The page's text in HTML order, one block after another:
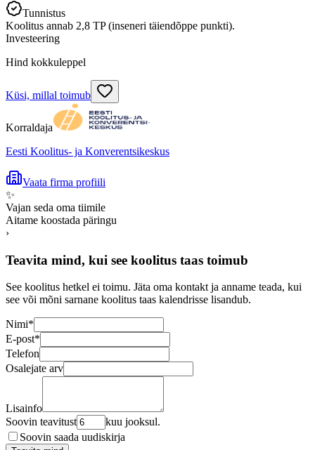
Tunnistus
Koolitus annab 2,8 TP (inseneri täiendõppe punkti).
Investeering
Hind kokkuleppel
Küsi, millal toimub
Korraldaja
Eesti Koolitus- ja Konverentsikeskus
Vaata firma profiili
✨
Vajan seda oma tiimile
Aitame koostada päringu
›
Teavita mind, kui see koolitus taas toimub
See koolitus hetkel ei toimu. Jäta oma kontakt ja anname teada, kui
see või mõni sarnane koolitus taas kalendrisse lisandub.
Nimi*
E-post*
Telefon
Osalejate arv
Lisainfo
Soovin teavitust
kuu jooksul.
Soovin saada uudiskirja